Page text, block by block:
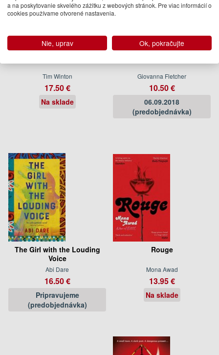
Tim Winton
17.50 €
Na sklade
Giovanna Fletcher
10.50 €
06.09.2018
(predobjednávka)
The Girl with the Louding
Voice
Abi Dare
16.50 €
Pripravujeme
(predobjednávka)
Rouge
Mona Awad
13.95 €
Na sklade
a na poskytovanie skvelého zážitku z webových stránok. Pre viac informácií o
cookies používame otvorené nastavenia.
Nie, uprav Ok, pokračujte